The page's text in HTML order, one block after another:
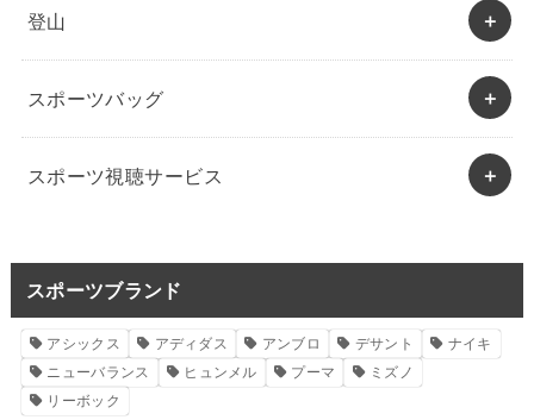
登山
スポーツバッグ
スポーツ視聴サービス
スポーツブランド
アシックス アディダス アンブロ デサント
ナイキ
ニューバランス
ヒュンメル プーマ
ミズノ
リーボック